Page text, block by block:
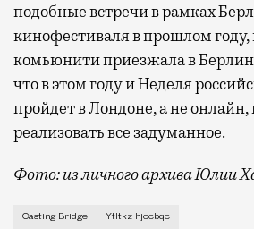
подобные встречи в рамках
кинофестиваля в прошлом году,
комьюнити приезжала в
что в этом году и Неделя
пройдет в Лондоне, а не
реализовать все задуманное.
Фото: из личного архива Юлии
Я родилась в Башкирии,
Casting Bridge Ytltkz hjccbqc